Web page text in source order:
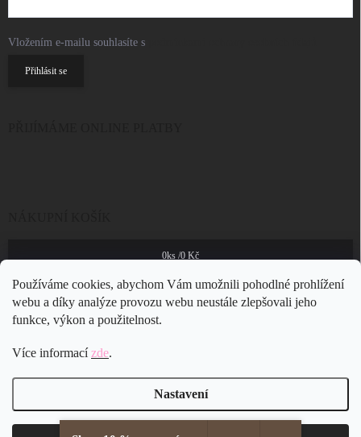
Používáme cookies, abychom Vám umožnili pohodlné prohlížení
webu a díky analýze provozu webu neustále zlepšovali jeho
funkce, výkon a použitelnost.
Více informacízde.
Nastavení
Vložením e-mailu souhlasíte s
Přihlásit se
0ks /0 Kč